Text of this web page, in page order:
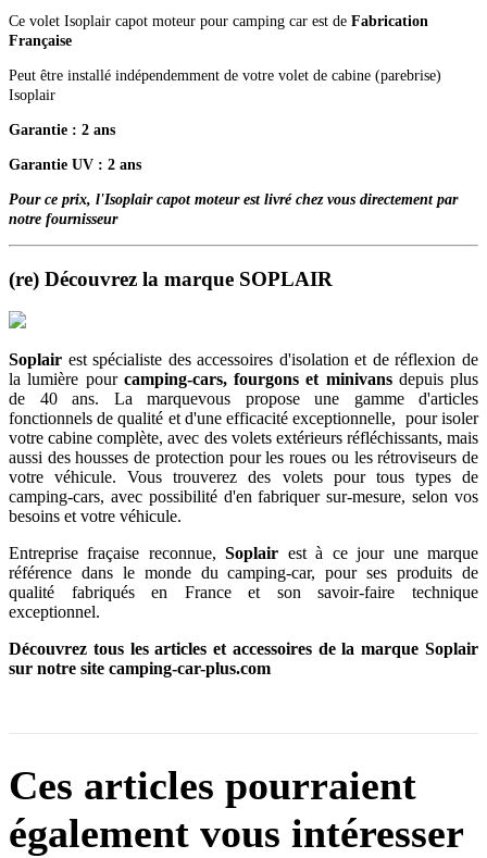
Ce volet Isoplair capot moteur pour camping car est de Fabrication
Française
Peut être installé indépendemment de votre volet de cabine (parebrise)
Isoplair
Garantie : 2 ans
Garantie UV : 2 ans
Pour ce prix, l'Isoplair capot moteur est livré chez vous directement par
notre fournisseur
(re) Découvrez la marque SOPLAIR
Soplair est spécialiste des accessoires d'isolation et de réflexion de
la lumière pour camping-cars, fourgons et minivans depuis plus
de 40 ans.
La marquevous propose une gamme d'articles
fonctionnels de qualité et d'une efficacité exceptionnelle, pour isoler
votre cabine complète, avec des volets extérieurs réfléchissants, mais
aussi des housses de protection pour les roues ou les rétroviseurs de
votre véhicule. Vous trouverez des volets pour tous types de
camping-cars, avec possibilité d'en fabriquer sur-mesure, selon vos
besoins et votre véhicule.
Entreprise fraçaise reconnue, Soplair est à ce jour une marque
référence dans le monde du camping-car, pour ses produits de
qualité fabriqués en France et son savoir-faire technique
exceptionnel.
Découvrez tous les articles et accessoires de la marque Soplair
sur notre site camping-car-plus.com
Ces articles pourraient
également vous intéresser